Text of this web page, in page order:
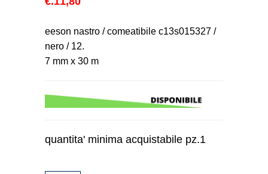
eeson nastro / comeatibile c13s015327 /
nero / 12.
7 mm x 30 m
quantita' minima acquistabile pz.1